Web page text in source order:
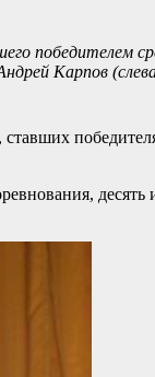
победителем
Карпов
ставших